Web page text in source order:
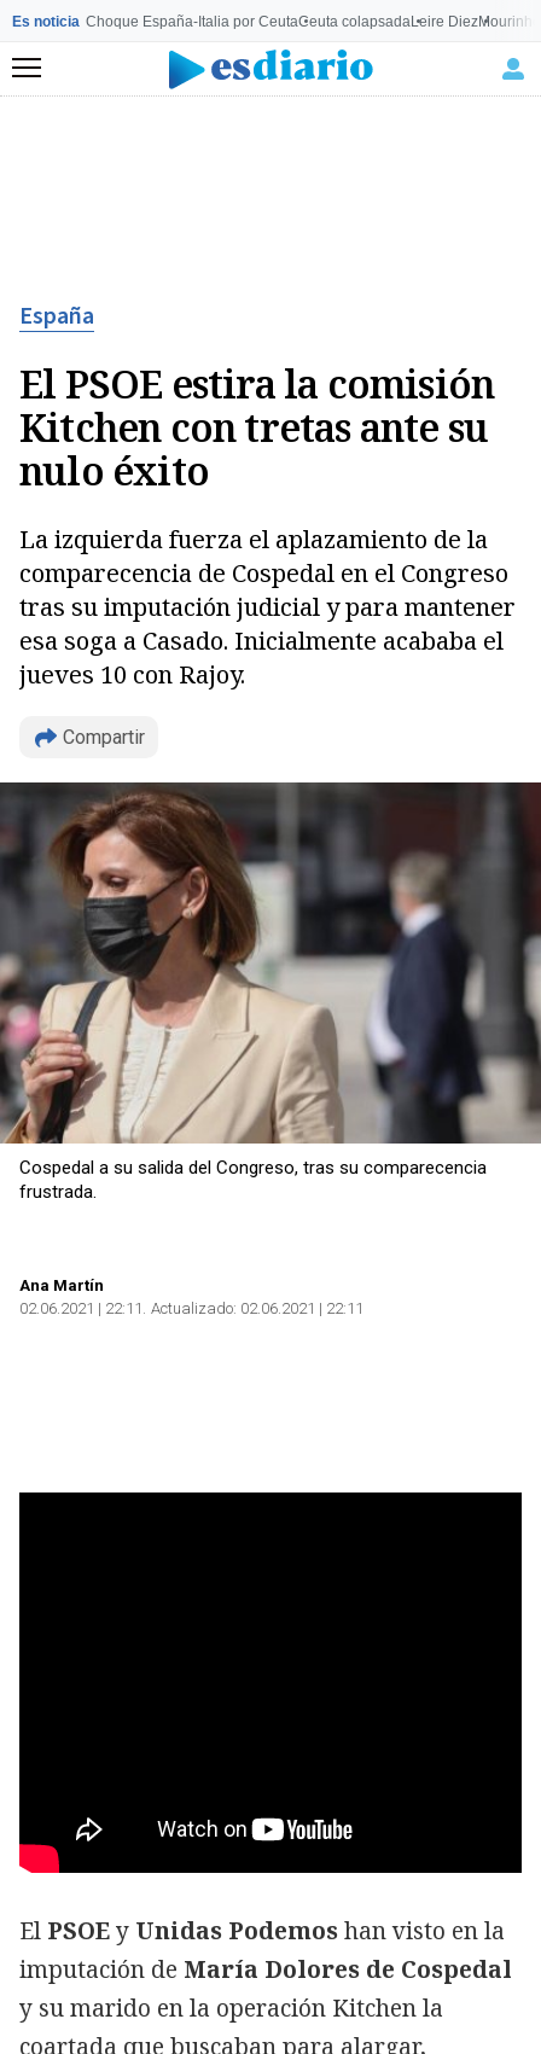
Es noticia Choque España-Italia por CeutaCeuta colapsadaLeire Diez
Menú
España
El PSOE estira la comisión
Kitchen con tretas ante su
nulo éxito
La izquierda fuerza el aplazamiento de la
comparecencia de Cospedal en el Congreso
tras su imputación judicial y para mantener
esa soga a Casado. Inicialmente acababa el
jueves 10 con Rajoy.
Compartir
Copiar
Cospedal a su salida del Congreso, tras su comparecencia
frustrada.
Ana Martín
02.06.2021 | 22:11 Actualizado: 02.06.2021 | 22:11
El PSOEy Unidas Podemoshan visto en la
imputación de María Dolores de Cospedal
y su marido en la operación Kitchen la
coartada que buscaban para alargar,